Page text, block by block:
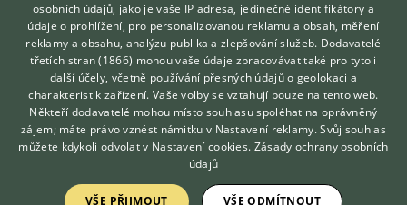
O nás
Kontakt
Možnosti zvýraznění inzerátů
Podmínky užití
Zpracování osobních údajů
Přihlášení
Hledáte zvířecího kamaráda?
Zdarma vám poradí
VETERINÁŘ ONLINE
KONZULTOVAT S
VETERINÁŘEM
osobních údajů, jako je vaše IP adresa, jedinečné identifikátory a
údaje o prohlížení, pro personalizovanou reklamu a obsah, měření
reklamy a obsahu, analýzu publika a zlepšování služeb. Dodavatelé
třetích stran (1866) mohou vaše údaje zpracovávat také pro tyto i
další účely, včetně používání přesných údajů o geolokaci a
charakteristik zařízení. Vaše volby se vztahují pouze na tento web.
Někteří dodavatelé mohou místo souhlasu spoléhat na oprávněný
zájem; máte právo vznést námitku v Nastavení reklamy. Svůj souhlas
můžete kdykoli odvolat v Nastavení cookies. Zásady ochrany osobních
údajů
VŠE PŘIJMOUT VŠE ODMÍTNOUT